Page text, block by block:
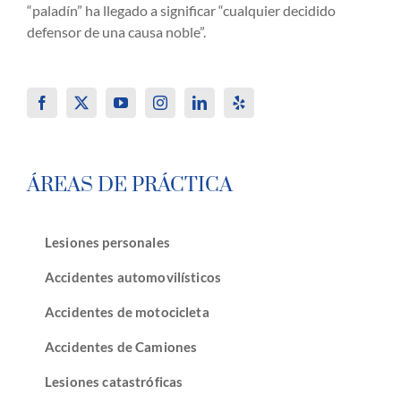
“paladín” ha llegado a significar “cualquier decidido
defensor de una causa noble”.
ÁREAS DE PRÁCTICA
Lesiones personales
Accidentes automovilísticos
Accidentes de motocicleta
Accidentes de Camiones
Lesiones catastróficas